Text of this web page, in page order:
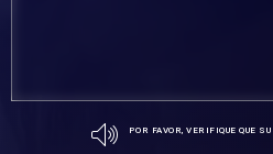
POR FAVOR, VERIFIQUE QUE